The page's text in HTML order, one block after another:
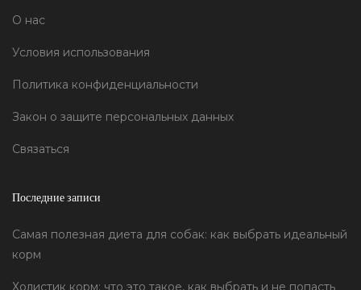
О нас
Условия использования
Политика конфиденциальности
Закон о защите персональных данных
Связаться
Последние записи
Самая полезная диета для собак: как выбрать идеальный
корм
Холистик корм: что это такое, как выбрать и не попасть